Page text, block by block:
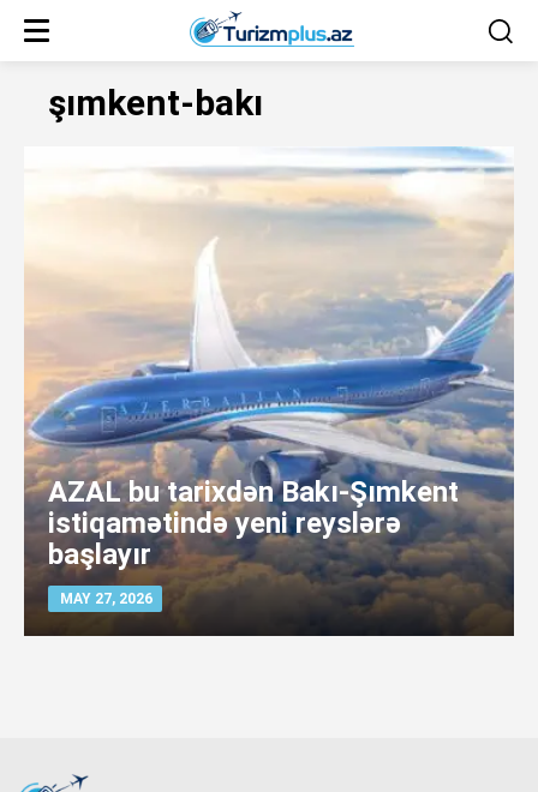
şımkent-bakı
AZAL bu tarixdən Bakı-Şımkent
istiqamətində yeni reyslərə
başlayır
MAY 27, 2026